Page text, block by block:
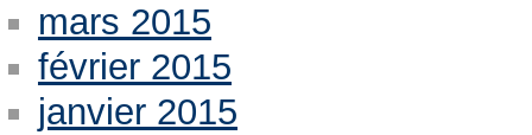
mars 2015
février 2015
janvier 2015